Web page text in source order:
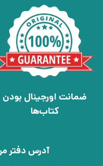
ضمانت اورجینال بودن
کتاب‌ها
آدرس دفتر